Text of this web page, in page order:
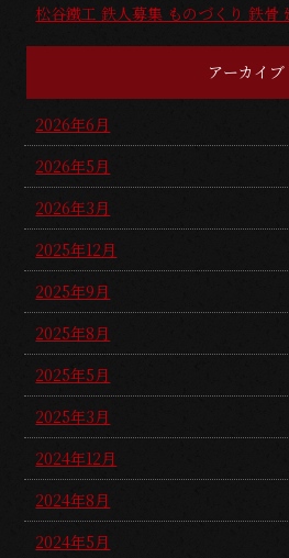
松谷鐵工 鉄人募集 ものづくり 鉄骨
アーカイブ
2026年6月
2026年5月
2026年3月
2025年12月
2025年9月
2025年8月
2025年5月
2025年3月
2024年12月
2024年8月
2024年5月